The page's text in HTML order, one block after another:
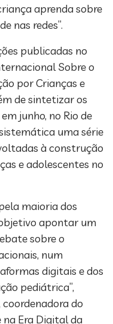
aprenda sobre
nas redes”.
publicadas no
Sobre o
por Crianças e
de sintetizar os
junho, no Rio de
uma série
à construção
e adolescentes no
maioria dos
apontar um
sobre o
num
digitais e dos
pediátrica”,
do
na Era Digital da